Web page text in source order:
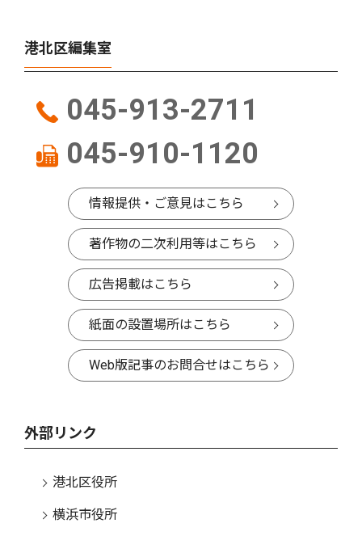
港北区編集室
045-913-2711
045-910-1120
情報提供・ご意見はこちら
著作物の二次利用等はこちら
広告掲載はこちら
紙面の設置場所はこちら
Web版記事のお問合せはこちら
外部リンク
港北区役所
横浜市役所